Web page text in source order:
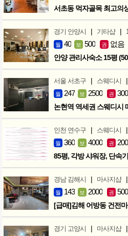
서초동 먹자골목 최고의
경기 안양시 | 기타샵 |
월 40 보 500 권 없음
안양 관리사숙소 15평
서울 서초구 | 스웨디시 |
월 247 보 2500 권
논현역 역세권 스웨디시
인천 연수구 | 스웨디시 |
월 360 보 4000 권
경남 김해시 | 마사지샵 |
월 143 보 2000 권
[급매]김해 어방동 건전
경기 고양시 | 마사지샵 |